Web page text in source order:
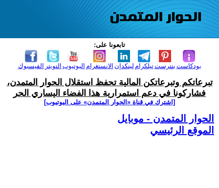
تابعونا على:
الفيسبوك التويتر اليوتيوب الانستغرام لينكدإن تيلكرامبنترست بودكاست
تبرعاتكم وتبرعاتكن المالية تحفظ استقلال الحوار المتمدن،
فشاركونا في دعم استمرارية هذا الفضاء اليساري الحر
[اشترك في قناة ‫«الحوار المتمدن» على اليوتيوب]
الحوار المتمدن - موبايل
الموقع الرئيسي